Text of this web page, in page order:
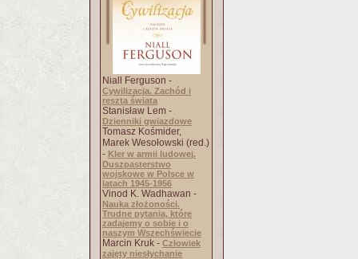
Niall Ferguson -
Cywilizacja. Zachód i
reszta świata
Stanisław Lem -
Dzienniki gwiazdowe
Tomasz Kośmider,
Marek Wesołowski (red.)
- Kler w armii ludowej.
Duszpasterstwo
wojskowe w Polsce w
latach 1945-1956
Vinod K. Wadhawan -
Nauka złożoności.
Trudne pytania, które
zadajemy o sobie i o
naszym Wszechświecie
Marcin Kruk - Człowiek
zajęty niesłychanie